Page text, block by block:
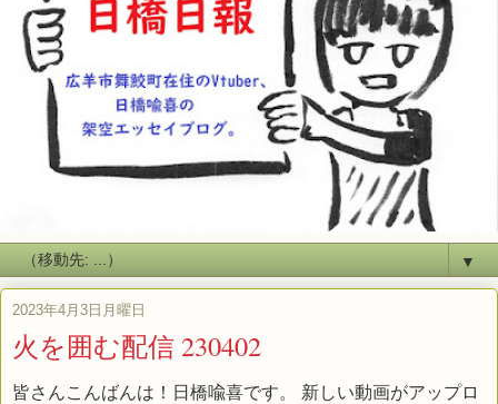
▼
2023年4月3日月曜日
火を囲む配信 230402
皆さんこんばんは！日橋喩喜です。 新しい動画がアップロ